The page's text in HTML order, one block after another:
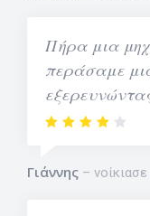
Πήρα μια
περάσαμε
Γιάννης